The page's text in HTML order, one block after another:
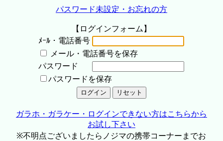
パスワード未設定・お忘れの方
【ログインフォーム】
ﾒｰﾙ・電話番号
メール・電話番号を保存
パスワード
パスワードを保存
ガラホ・ガラケー・ログインできない方はこちらから
お試し下さい
※不明点ございましたらノジマの携帯コーナーまでお